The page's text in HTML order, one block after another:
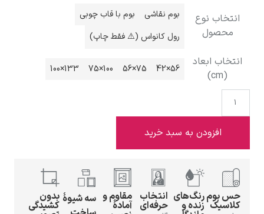
کامی پیسارو
ادوارد هاپر
بوم نقاشی
بوم با قاب چوبی
رول کانواس (⚠️ فقط چاپ)
56×42
100×75
133×100
به سبد خرید
رنگ‌های
زنده و
انتخاب
حرفه‌ای
مقاوم و
آمادهٔ
سه شیوهٔ بدون
کشیدگی